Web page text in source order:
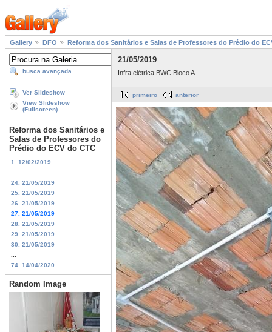
Gallery DFO Reforma dos Sanitários e Salas de Professores do Prédio do
busca avançada
Ver Slideshow
View Slideshow
(Fullscreen)
Reforma dos Sanitários e
Salas de Professores do
Prédio do ECV do CTC
1. 12/02/2019
24. 21/05/2019
25. 21/05/2019
26. 21/05/2019
27. 21/05/2019
28. 21/05/2019
29. 21/05/2019
30. 21/05/2019
74. 14/04/2020
Random Image
21/05/2019
Infra elétrica BWC Bloco A
primeiro anterior